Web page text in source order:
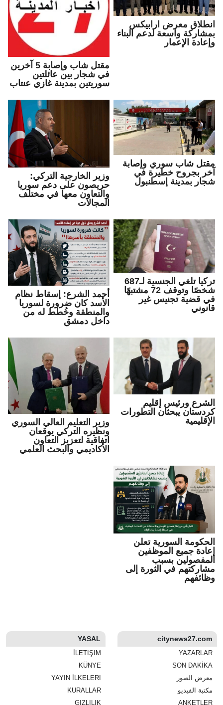
انطلاق معرض ارابيكس
بمشاركة واسعة لدعم البناء
وإعادة الإعمار
مقتل شاب وإصابة 5 آخرين
في شجار بين عائلتين
سوريتين بمدينة غازي عنتاب
مقتل شاب سوري وإصابة
آخر بجروح خطيرة في
شجار بمدينة إسطنبول
وزير الخارجية التركي:
حريصون على دعم سوريا
والتعاون معها في مختلف
المجالات
تركيا تلغي الجنسية لـ687
شخصًا وتوقف 72 مشتبهًا
في قضية تجنيس غير
قانوني
أحمد الشرع: إسقاط نظام
الأسد كان ضرورة لسوريا
والمنطقة وخُطط له من
داخل دمشق
الشرع ورئيس إقليم
كردستان يبحثان التطورات
الإقليمية
وزير التعليم العالي السوري
ونظيره التركي يوقعان
اتفاقية لتعزيز التعاون
الأكاديمي والبحث العلمي
الحكومة السورية تعلن
إعادة جميع الموظفين
المفصولين بسبب
مشاركتهم في الثورة إلى
وظائفهم
citynews27.com
معرض الصور
مكتبة الفيديو
YASAL